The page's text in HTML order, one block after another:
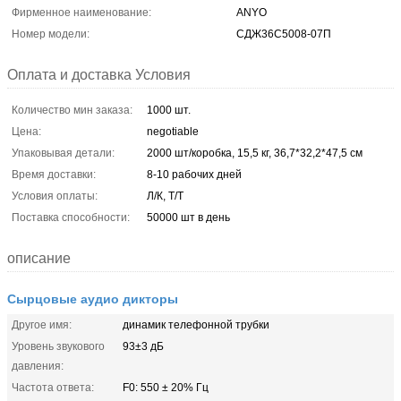
Фирменное наименование:
ANYO
Номер модели:
СДЖ36С5008-07П
Оплата и доставка Условия
Количество мин заказа:
1000 шт.
Цена:
negotiable
Упаковывая детали:
2000 шт/коробка, 15,5 кг, 36,7*32,2*47,5 см
Время доставки:
8-10 рабочих дней
Условия оплаты:
Л/К, Т/Т
Поставка способности:
50000 шт в день
описание
Сырцовые аудио дикторы
Другое имя:
динамик телефонной трубки
Уровень звукового
давления:
93±3 дБ
Частота ответа:
F0: 550 ± 20% Гц